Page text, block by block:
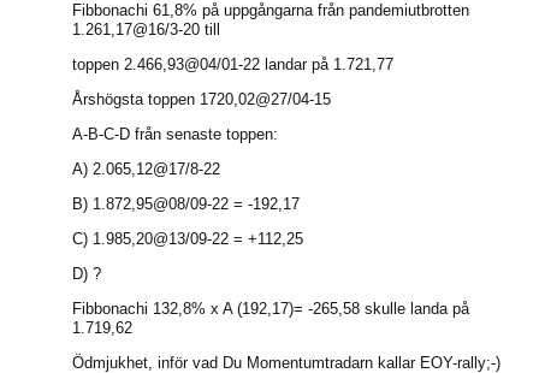
Fibbonachi 61,8% på uppgångarna från pandemiutbrotten
1.261,17@16/3-20 till
toppen 2.466,93@04/01-22 landar på 1.721,77
Årshögsta toppen 1720,02@27/04-15
A-B-C-D från senaste toppen:
A) 2.065,12@17/8-22
B) 1.872,95@08/09-22 = -192,17
C) 1.985,20@13/09-22 = +112,25
D) ?
Fibbonachi 132,8% x A (192,17)= -265,58 skulle landa på
1.719,62
Ödmjukhet, inför vad Du Momentumtradarn kallar EOY-rally;-)